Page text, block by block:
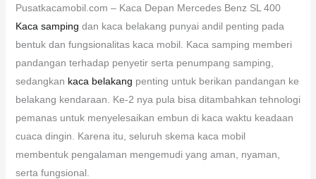
Pusatkacamobil.com – Kaca Depan Mercedes Benz SL 400
Kaca samping dan kaca belakang punyai andil penting pada
bentuk dan fungsionalitas kaca mobil. Kaca samping memberi
pandangan terhadap penyetir serta penumpang samping,
sedangkan kaca belakang penting untuk berikan pandangan ke
belakang kendaraan. Ke-2 nya pula bisa ditambahkan tehnologi
pemanas untuk menyelesaikan embun di kaca waktu keadaan
cuaca dingin. Karena itu, seluruh skema kaca mobil
membentuk pengalaman mengemudi yang aman, nyaman,
serta fungsional.